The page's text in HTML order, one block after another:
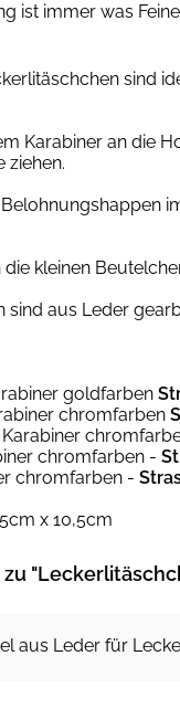
ist immer was
sind
Karabiner an die
ziehen.
kleinen
sind aus Leder
goldfarben
chromfarben
chromfarben -
chromfarben -
x 10,5cm
aus Leder für